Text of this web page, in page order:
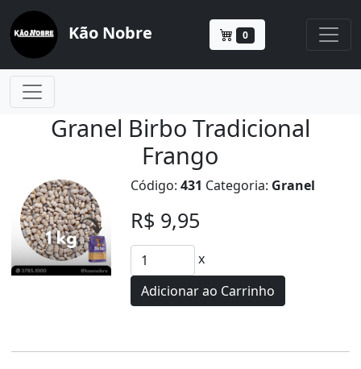
Kão Nobre 0
Granel Birbo Tradicional
Frango
Código:431 Categoria: Granel
R$ 9,95
x
Adicionar ao Carrinho